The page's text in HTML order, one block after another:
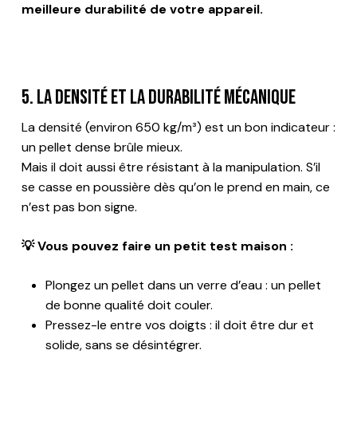
meilleure durabilité de votre appareil.
5. La densité et la durabilité mécanique
La densité (environ 650 kg/m³) est un bon indicateur :
un pellet dense brûle mieux.
Mais il doit aussi être résistant à la manipulation. S’il
se casse en poussière dès qu’on le prend en main, ce
n’est pas bon signe.
💡 Vous pouvez faire un petit test maison :
Plongez un pellet dans un verre d’eau : un pellet
de bonne qualité doit couler.
Pressez-le entre vos doigts : il doit être dur et
solide, sans se désintégrer.